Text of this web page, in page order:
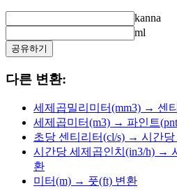
kanna
ml
공유하기
다른 변환:
세제곱밀리미터(mm3) → 센
세제곱미터(m3) → 파인트
초당 센티리터(cl/s) → 시간당
시간당 세제곱인치(in3/h) →
환
미터(m) → 풋(ft) 변환